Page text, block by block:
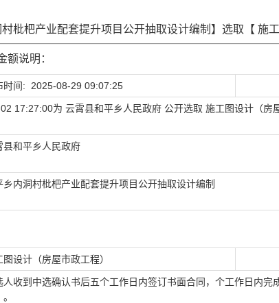
枇杷产业配套提升项目公开抽取设计编制 】选取【 施
额说明：
时间: 2025-08-29 09:07:25
17:27:00为 云霄县和平乡人民政府 公开选取 施工图设计（房
县和平乡人民政府
乡内洞村枇杷产业配套提升项目公开抽取设计编制
图设计（房屋市政工程）
人收到中选确认书后五个工作日内签订书面合同，个工作日内